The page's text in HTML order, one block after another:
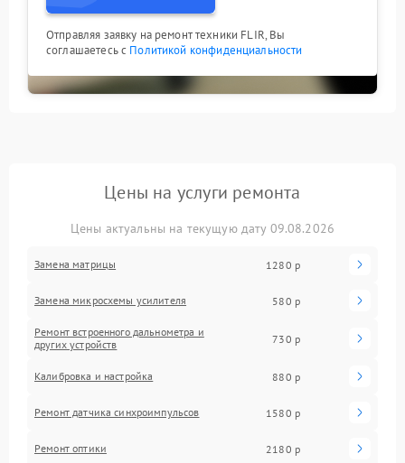
Отправляя заявку на ремонт техники FLIR, Вы
соглашаетесь с Политикой конфиденциальности
Цены на услуги ремонта
Цены актуальны на текущую дату 09.08.2026
Замена матрицы 1280 р
Замена микросхемы усилителя 580 р
Ремонт встроенного дальнометра и
других устройств
730 р
Калибровка и настройка 880 р
Ремонт датчика синхроимпульсов 1580 р
Ремонт оптики 2180 р